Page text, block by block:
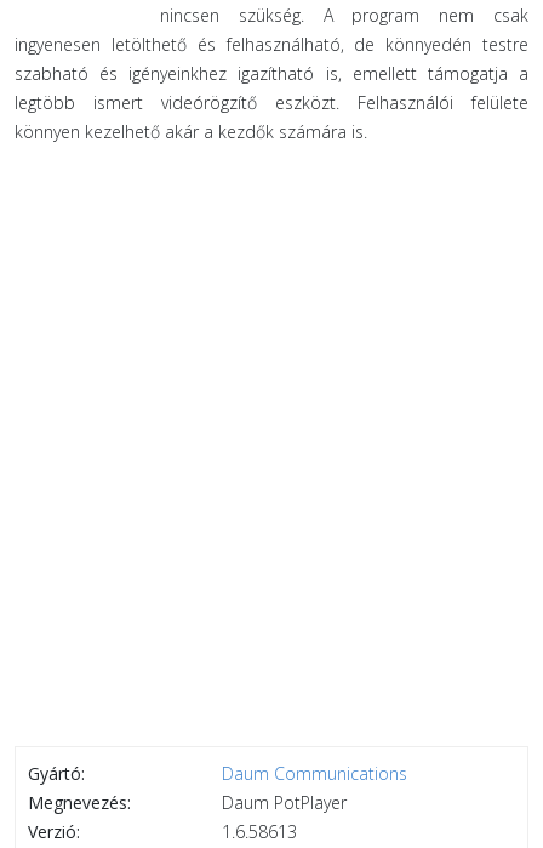
nincsen szükség. A program nem csak
ingyenesen letölthető és felhasználható, de könnyedén testre
szabható és igényeinkhez igazítható is, emellett támogatja a
legtöbb ismert videórögzítő eszközt. Felhasználói felülete
könnyen kezelhető akár a kezdők számára is.
Gyártó:
Daum Communications
Megnevezés:
Daum PotPlayer
Verzió:
1.6.58613